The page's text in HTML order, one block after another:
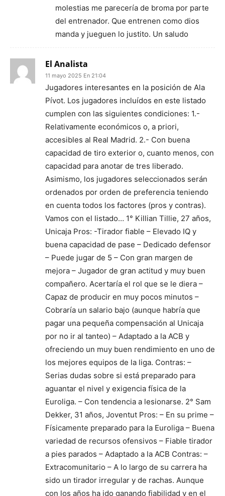
molestias me parecería de broma por parte
del entrenador. Que entrenen como dios
manda y jueguen lo justito. Un saludo
El Analista
11 mayo 2025 En 21:04
Jugadores interesantes en la posición de Ala
Pívot. Los jugadores incluídos en este listado
cumplen con las siguientes condiciones: 1.-
Relativamente económicos o, a priori,
accesibles al Real Madrid. 2.- Con buena
capacidad de tiro exterior o, cuanto menos, con
capacidad para anotar de tres liberado.
Asimismo, los jugadores seleccionados serán
ordenados por orden de preferencia teniendo
en cuenta todos los factores (pros y contras).
Vamos con el listado… 1° Killian Tillie, 27 años,
Unicaja Pros: -Tirador fiable – Elevado IQ y
buena capacidad de pase – Dedicado defensor
– Puede jugar de 5 – Con gran margen de
mejora – Jugador de gran actitud y muy buen
compañero. Acertaría el rol que se le diera –
Capaz de producir en muy pocos minutos –
Cobraría un salario bajo (aunque habría que
pagar una pequeña compensación al Unicaja
por no ir al tanteo) – Adaptado a la ACB y
ofreciendo un muy buen rendimiento en uno de
los mejores equipos de la liga. Contras: –
Serias dudas sobre si está preparado para
aguantar el nivel y exigencia física de la
Euroliga. – Con tendencia a lesionarse. 2° Sam
Dekker, 31 años, Joventut Pros: – En su prime –
Físicamente preparado para la Euroliga – Buena
variedad de recursos ofensivos – Fiable tirador
a pies parados – Adaptado a la ACB Contras: –
Extracomunitario – A lo largo de su carrera ha
sido un tirador irregular y de rachas. Aunque
con los años ha ido ganando fiabilidad y en el